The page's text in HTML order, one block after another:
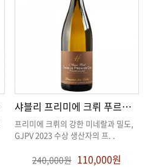
샤블리 프리미에 크뤼 푸르숌 “옴므 모르” 2023
GJPV 2023 수상 생산자의 프. .
240,000원 110,000원